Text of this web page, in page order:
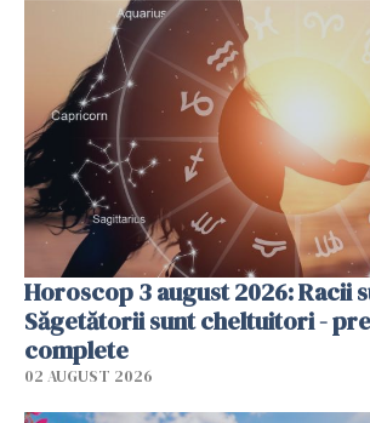
Horoscop 3 august 2026: Racii
Săgetătorii sunt cheltuitori -
complete
02 AUGUST 2026